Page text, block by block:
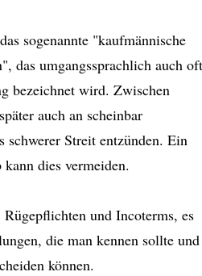
sogenannte "kaufmännische
das umgangssprachlich auch oft
bezeichnet wird. Zwischen
auch an scheinbar
schwerer Streit entzünden. Ein
dies vermeiden.
und Incoterms, es
die man kennen sollte und
können.